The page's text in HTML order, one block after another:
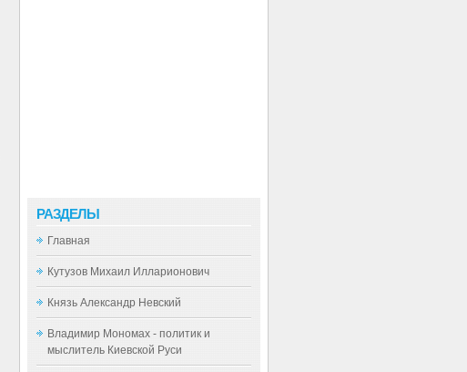
РАЗДЕЛЫ
Главная
Кутузов Михаил Илларионович
Князь Александр Невский
Владимир Мономах - политик и
мыслитель Киевской Руси